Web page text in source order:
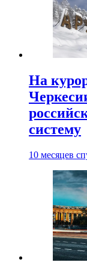
На
систему
10 месяцев